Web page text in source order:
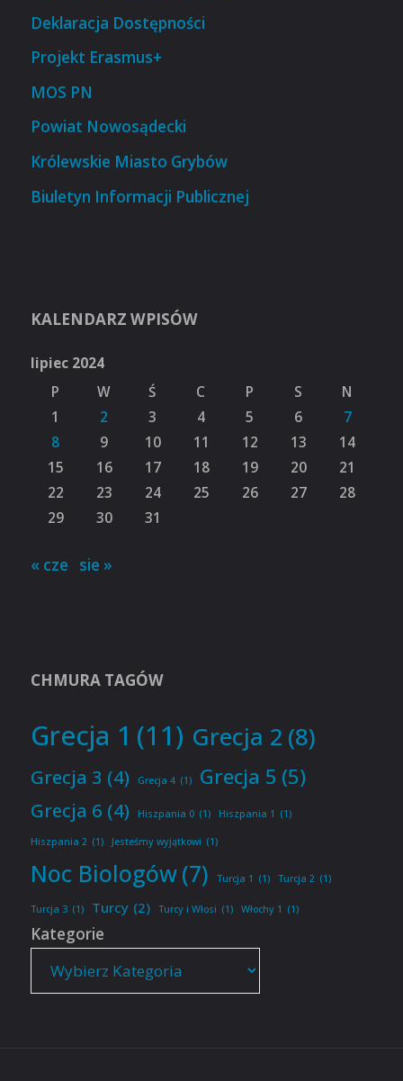
Deklaracja Dostępności
Projekt Erasmus+
MOS PN
Powiat Nowosądecki
Królewskie Miasto Grybów
Biuletyn Informacji Publicznej
KALENDARZ WPISÓW
lipiec 2024
P
W Ś C P S
N
1
2 3 4 5 6
7
8
9 10 11 12 13
14
15
16 17 18 19 20
21
22
23 24 25 26 27
28
29
30 31
« cze sie »
CHMURA TAGÓW
Grecja 1 (11) Grecja 2 (8)
Grecja 3 (4) Grecja 4 (1) Grecja 5 (5)
Grecja 6 (4) Hiszpania 0 (1) Hiszpania 1 (1)
Hiszpania 2 (1) Jesteśmy wyjątkowi (1)
Noc Biologów(7) Turcja 1 (1) Turcja 2 (1)
Turcja 3 (1) Turcy (2) Turcy i Włosi (1) Włochy 1 (1)
Kategorie